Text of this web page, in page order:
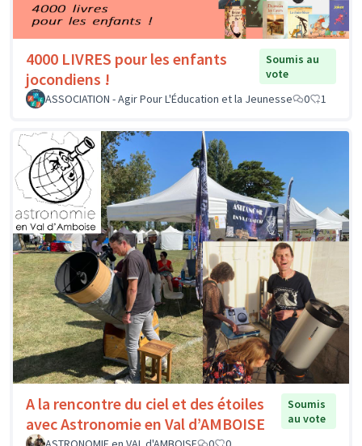
4000 LIVRES pour les enfants
jocondiens !
Soumis au
vote
ASSOCIATION - Agir Pour L'Éducation et la Jeunesse
0 1
A la rencontre du ciel et des étoiles
avec Astronomie en Val d’AMBOISE
Soumis
au vote